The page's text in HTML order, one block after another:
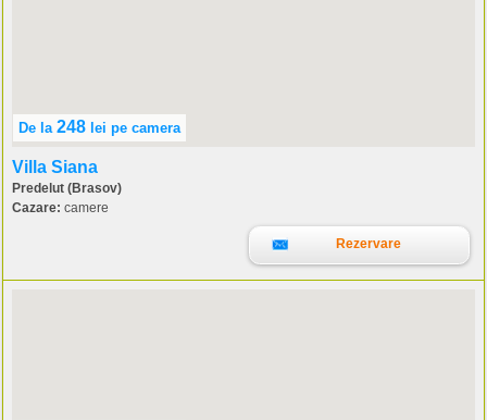
De la 248 lei pe camera
Villa Siana
Predelut (Brasov)
Cazare: camere
Rezervare